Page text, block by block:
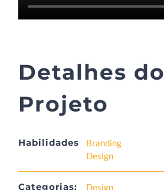
Detalhes do
Projeto
Habilidades
Branding
Design
Categorias:
Design